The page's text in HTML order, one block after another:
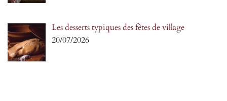
Les desserts typiques des fêtes de village
20/07/2026